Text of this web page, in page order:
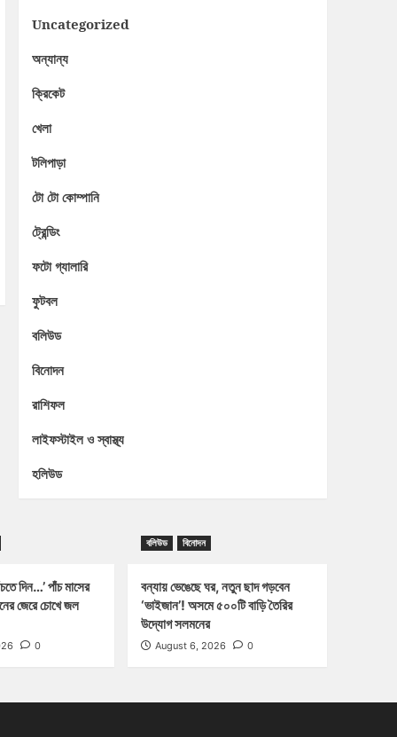
Uncategorized
অন্যান্য
ক্রিকেট
খেলা
টলিপাড়া
টো টো কোম্পানি
ট্রেন্ডিং
ফটো গ্যালারি
ফুটবল
বলিউড
বিনোদন
রাশিফল
লাইফস্টাইল ও স্বাস্থ্য
হলিউড
দিন…’ পাঁচ মাসের
জেরে চোখে জল
0
বলিউড বিনোদন
বন্যায় ভেঙেছে ঘর, নতুন ছাদ গড়বেন
‘ভাইজান’! অসমে ৫০০টি বাড়ি তৈরির
উদ্যোগ সলমনের
August 6, 2026 0